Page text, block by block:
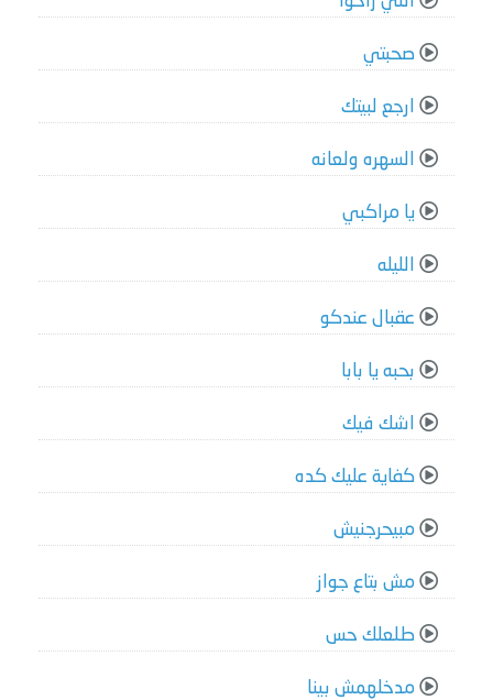
صحبتي
ارجع لبيتك
السهره ولعانه
يا مراكبي
الليله
عقبال عندكو
بحبه يا بابا
اشك فيك
كفاية عليك كده
مبيحرجنيش
مش بتاع جواز
طلعلك حس
مدخلهمش بينا